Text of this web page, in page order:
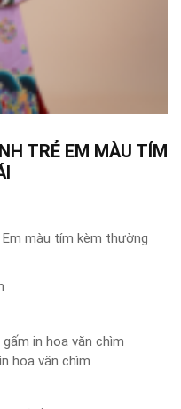
TRẺ EM MÀU TÍM
Em màu tím kèm thường
in hoa văn chìm
hoa văn chìm